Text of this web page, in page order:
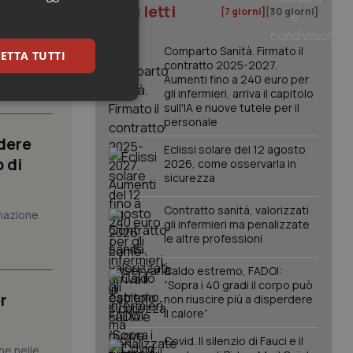
al
di
I più letti [7 giorni] [30 giorni]
Comparto Sanità. Firmato il
contratto 2025-2027.
Aumenti fino a 240 euro per
gli infermieri, arriva il capitolo
sull'IA e nuove tutele per il
personale
Eclissi solare del 12 agosto
2026, come osservarla in
sicurezza
Contratto sanità, valorizzati
gli infermieri ma penalizzate
le altre professioni
Caldo estremo, FADOI:
“Sopra i 40 gradi il corpo può
non riuscire più a disperdere
il calore”
Covid. Il silenzio di Fauci e il
TUTTI
memorizzare le
per la loro
che le loro